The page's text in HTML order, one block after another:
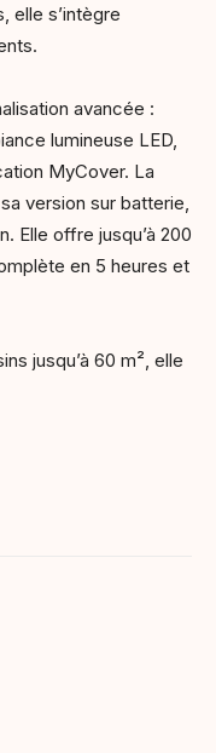
elle s’intègre
avancée :
lumineuse LED,
MyCover. La
version sur batterie,
Elle offre jusqu’à 200
en 5 heures et
jusqu’à 60 m², elle